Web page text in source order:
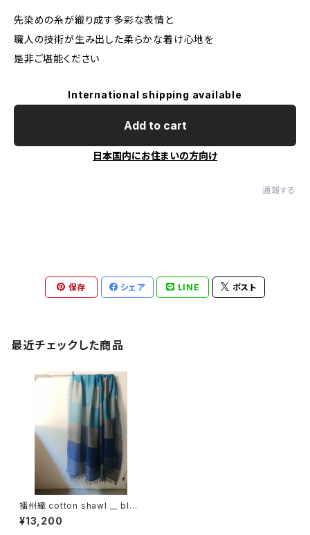
先染めの糸が織り成す多彩な表情と
職人の技術が生み出した柔らかな着け心地を
是非ご堪能ください
International shipping available
Add to cart
日本国内にお住まいの方向け
通報する
保存 シェア LINE ポスト
最近チェックした商品
播州織 cotton shawl __ bloc
k 220-120 深海GK
¥13,200